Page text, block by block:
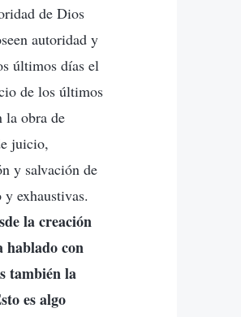
de Dios
autoridad y
últimos días el
de los últimos
la obra de
juicio,
y salvación de
exhaustivas.
la creación
hablado con
también la
es algo